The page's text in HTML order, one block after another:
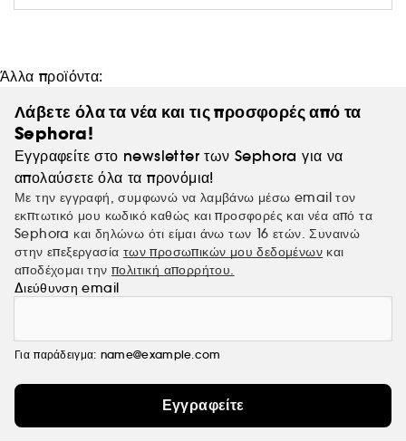
Άλλα προϊόντα:
Λάβετε όλα τα νέα και τις προσφορές από τα
Sephora!
Εγγραφείτε στο newsletter των Sephora για να
απολαύσετε όλα τα προνόμια!
Με την εγγραφή, συμφωνώ να λαμβάνω μέσω email τον
εκπτωτικό μου κωδικό καθώς και προσφορές και νέα από τα
Sephora και δηλώνω ότι είμαι άνω των 16 ετών. Συναινώ
στην επεξεργασία των προσωπικών μου δεδομένων και
αποδέχομαι την πολιτική απορρήτου.
Διεύθυνση email
Για παράδειγμα: name@example.com
Εγγραφείτε